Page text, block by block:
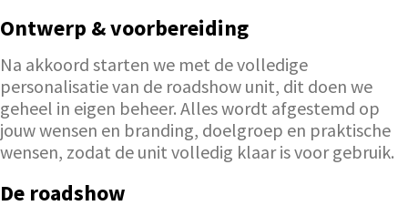
Ontwerp & voorbereiding
Na akkoord starten we met de volledige
personalisatie van de roadshow unit, dit doen we
geheel in eigen beheer. Alles wordt afgestemd op
jouw wensen en branding, doelgroep en praktische
wensen, zodat de unit volledig klaar is voor gebruik.
De roadshow